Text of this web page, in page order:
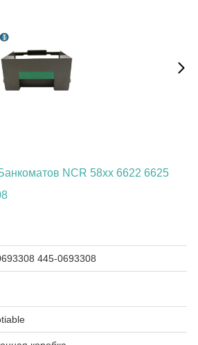
NCR 58xx 6622 6625
445-0693308